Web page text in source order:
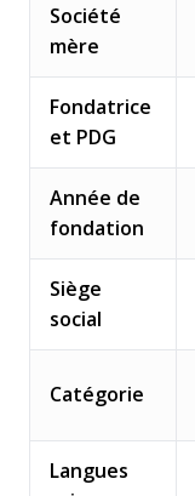
Société
mère
Fondatrice
et PDG
Année de
fondation
Siège
social
Catégorie
Langues